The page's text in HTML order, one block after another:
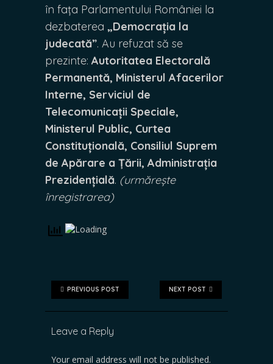
în fața Parlamentului României la
dezbaterea „Democrația la
judecată”. Au refuzat să se
prezinte: Autoritatea Electorală
Permanentă, Ministerul Afacerilor
Interne, Serviciul de
Telecomunicații Speciale,
Ministerul Public, Curtea
Constituțională, Consiliul Suprem
de Apărare a Țării, Administrația
Prezidențială. (urmărește
înregistrarea)
NEXT POST
PREVIOUS POST
Leave a Reply
Your email address will not be published.